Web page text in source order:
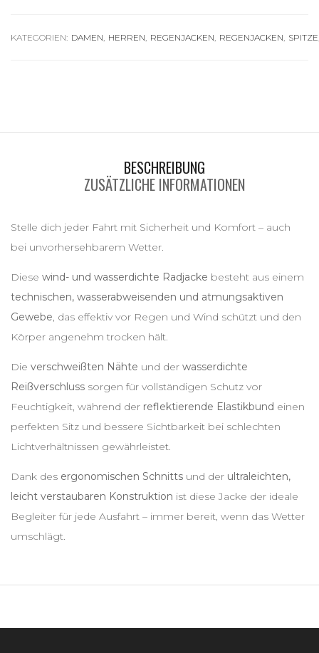
KATEGORIEN: DAMEN, HERREN, REGENJACKEN, REGENJACKEN, SPITZE,
BESCHREIBUNG
ZUSÄTZLICHE INFORMATIONEN
Stelle dich jeder Fahrt mit Sicherheit und Komfort – auch
bei unvorhersehbarem Wetter.
Diese wind- und wasserdichte Radjacke besteht aus einem
technischen, wasserabweisenden und atmungsaktiven
Gewebe, das effektiv vor Regen und Wind schützt und den
Körper angenehm trocken hält.
Die verschweißten Nähte und der wasserdichte
Reißverschluss sorgen für vollständigen Schutz vor
Feuchtigkeit, während der reflektierende Elastikbund einen
perfekten Sitz und bessere Sichtbarkeit bei schlechten
Lichtverhältnissen gewährleistet.
Dank des ergonomischen Schnitts und der ultraleichten,
leicht verstaubaren Konstruktion ist diese Jacke der ideale
Begleiter für jede Ausfahrt – immer bereit, wenn das Wetter
umschlägt.